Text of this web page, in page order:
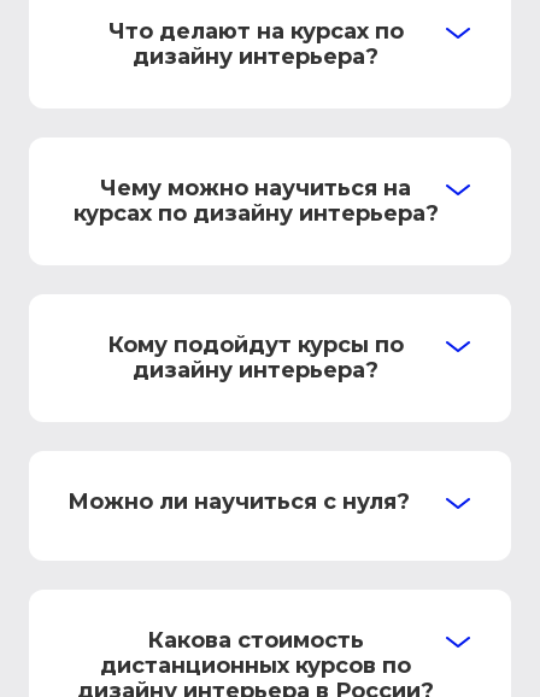
Что делают на курсах по
дизайну интерьера?
Чему можно научиться на
курсах по дизайну интерьера?
Кому подойдут курсы по
дизайну интерьера?
Можно ли научиться с нуля?
Какова стоимость
дистанционных курсов по
дизайну интерьера в России?